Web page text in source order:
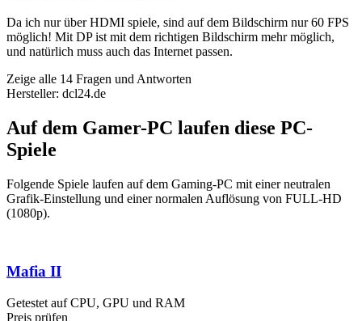
Da ich nur über HDMI spiele, sind auf dem Bildschirm nur 60 FPS
möglich! Mit DP ist mit dem richtigen Bildschirm mehr möglich,
und natürlich muss auch das Internet passen.
Zeige alle 14 Fragen und Antworten
Hersteller: dcl24.de
Auf dem Gamer-PC laufen diese PC-
Spiele
Folgende Spiele laufen auf dem Gaming-PC mit einer neutralen
Grafik-Einstellung und einer normalen Auflösung von FULL-HD
(1080p).
Mafia II
Getestet auf CPU, GPU und RAM
Preis prüfen